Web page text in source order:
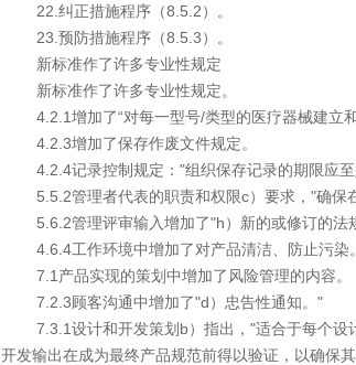
22.纠正措施程序（8.5.2）。
23.预防措施程序（8.5.3）。
新标准作了许多专业性规定
新标准作了许多专业性规定。
4.2.1增加了“对每一型号/类型的医疗器械建立
4.2.3增加了保存作废文件规定。
4.2.4记录控制规定："组织保存记录的期限应至
5.5.2管理者代表的职责和权限c）要求，"确保
5.6.2管理评审输入增加了"h）新的或修订的法
4.6.4工作环境中增加了对产品清洁、防止污染。
7.1产品实现的策划中增加了风险管理的内容。
7.2.3顾客沟通中增加了"d）忠告性通知。"
7.3.1设计和开发策划b）指出，"适合于每个设计
开发输出在成为最终产品规范前得以验证，以确保